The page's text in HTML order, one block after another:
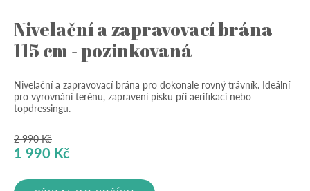
Nivelační a zapravovací brána
115 cm - pozinkovaná
Nivelační a zapravovací brána pro dokonale rovný trávník. Ideální
pro vyrovnání terénu, zapravení písku při aerifikaci nebo
topdressingu.
2 990Kč
Původní
byla:
1 990 Kč
je: